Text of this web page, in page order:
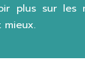
plus sur les